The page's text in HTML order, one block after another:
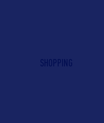
SHOPPING